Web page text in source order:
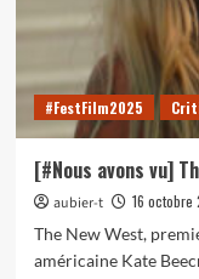
#FestFilm2025
[#Nous avons vu]
aubier-t
16 octobre
The New West,
américaine Kate